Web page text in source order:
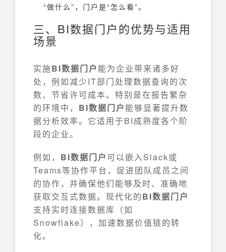
“做什么”，门户是“怎么看”。
三、BI数据门户的优势与适用
场景
实施BI数据门户能为企业带来诸多好
处，例如减少IT部门处理数据查询的次
数、节省许可成本。特别是在报告繁杂
的环境中， BI数据门户能够显著提升数
据分析效率。它适用于BI成熟度各个阶
段的企业。
例如， BI数据门户可以嵌入Slack或
Teams等协作平台，促进团队成员之间
的协作，并确保他们能够及时、准确地
获取交互式数据。现代化的BI数据门户
支持实时连接数据库（如
Snowflake），加速数据价值链的转
化。